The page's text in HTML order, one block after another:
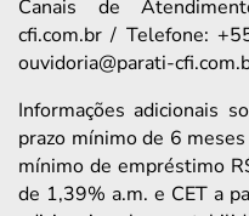
Canais de
cfi.com.br / Telefone:
ouvidoria@parati-
Informações adicionais
prazo mínimo de 6
mínimo de empréstimo
de 1,39% a.m. e CET a